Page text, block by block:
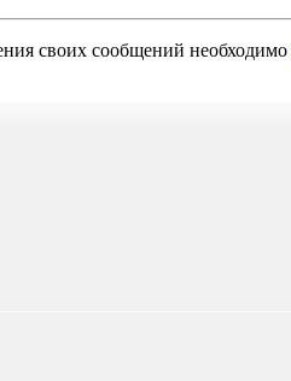
своих сообщений необходимо